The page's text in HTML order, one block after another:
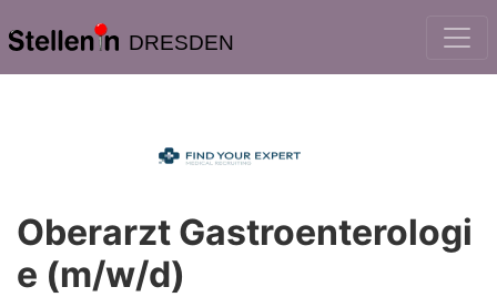
DRESDEN
Oberarzt Gastroenterologi
e (m/w/d)